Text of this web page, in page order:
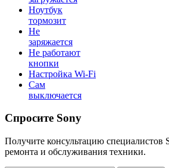
Ноутбук
тормозит
Не
заряжается
Не работают
кнопки
Настройка Wi-Fi
Сам
выключается
Спросите Sony
Получите консультацию специалистов
ремонта и обслуживания техники.